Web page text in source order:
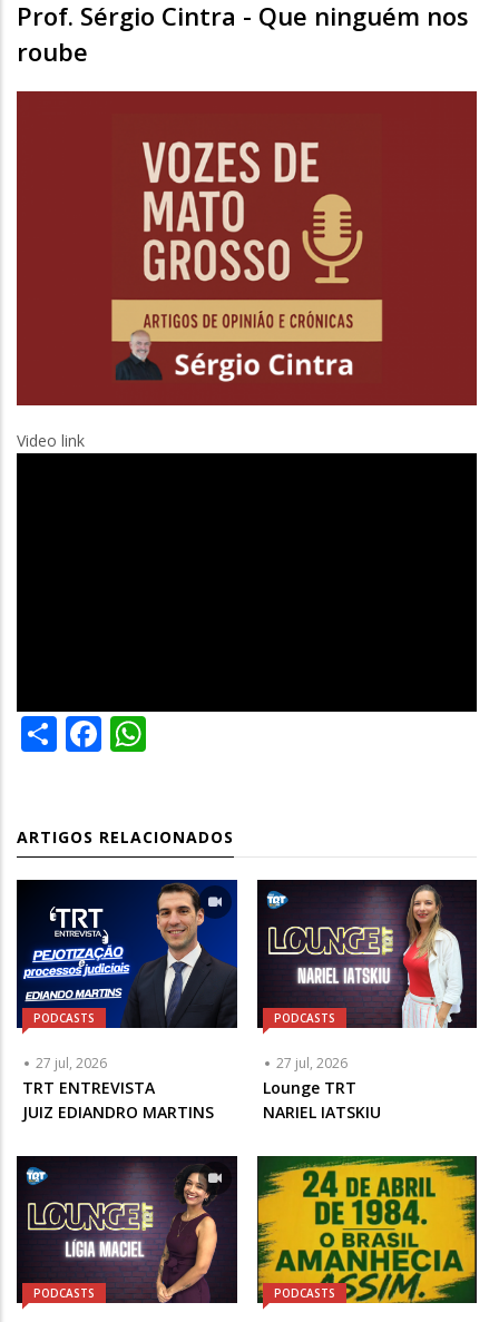
Prof. Sérgio Cintra - Que ninguém nos
roube
Video link
ShareFacebook
ARTIGOS RELACIONADOS
PODCASTS
27 jul, 2026
Articulista
ou
-
Opcional
TRT ENTREVISTA
JUIZ EDIANDRO MARTINS
PODCASTS
27 jul, 2026
Articulista
ou
-
Opcional
Lounge TRT
NARIEL IATSKIU
PODCASTS PODCASTS